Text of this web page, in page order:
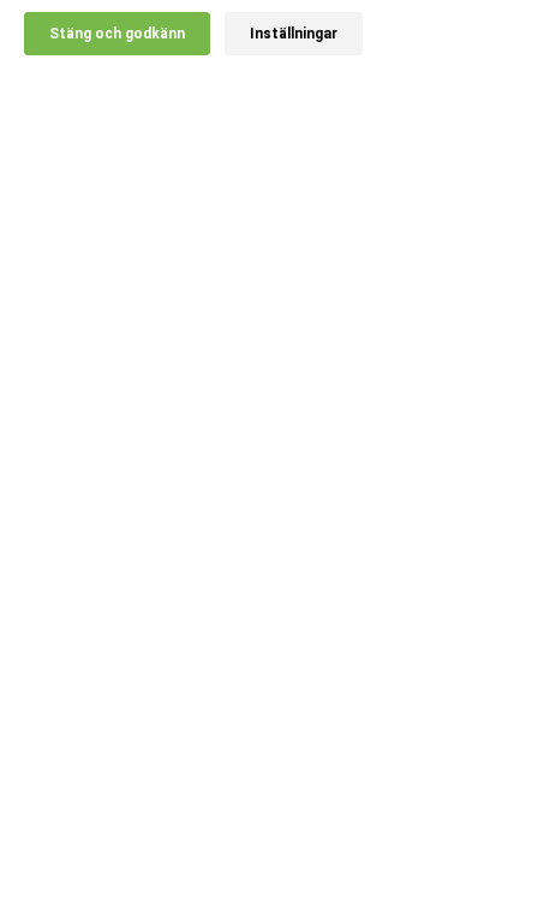
20% RABATT!
X
Stäng och godkänn Inställningar